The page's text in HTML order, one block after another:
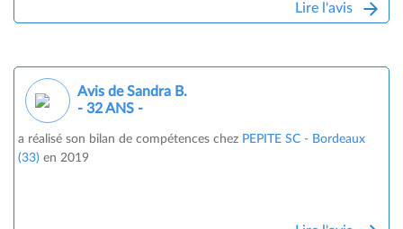
Lire l'avis
Avis de Sandra B.
- 32 ANS -
a réalisé son bilan de compétences chez PEPITE SC - Bordeaux
(33) en 2019